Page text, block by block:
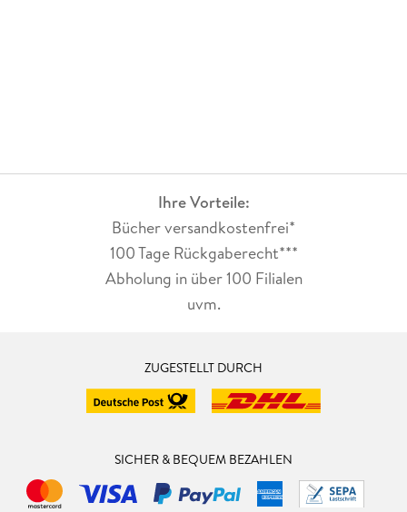
Ihre Vorteile:
Bücher versandkostenfrei*
100 Tage Rückgaberecht***
Abholung in über 100 Filialen
uvm.
ZUGESTELLT DURCH
SICHER & BEQUEM BEZAHLEN